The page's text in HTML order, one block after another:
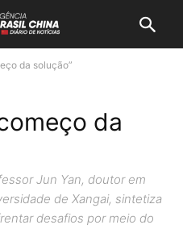
da solução”
da
Jun Yan, doutor em
de Xangai, sintetiza
desafios por meio do